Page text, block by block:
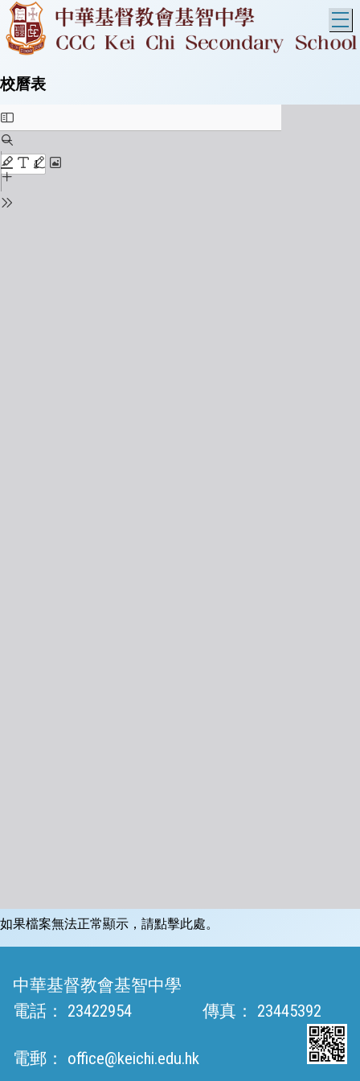
校曆表
如果檔案無法正常顯示，請點擊此處。
中華基督教會基智中學
電話：
23422954 傳真： 23445392
電郵： office@keichi.edu.hk